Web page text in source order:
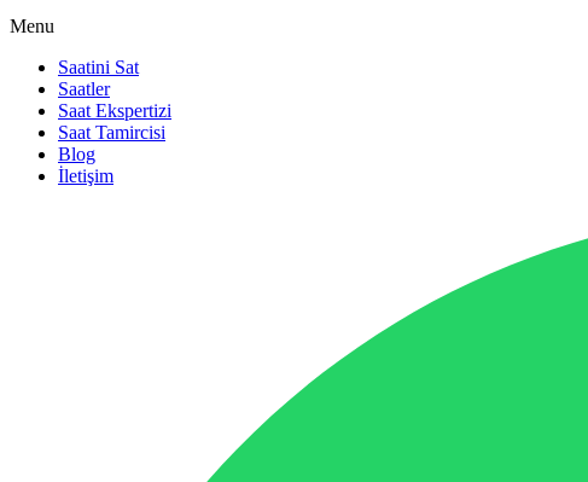
Menu
Saatini Sat
Saatler
Saat Ekspertizi
Saat Tamircisi
Blog
İletişim